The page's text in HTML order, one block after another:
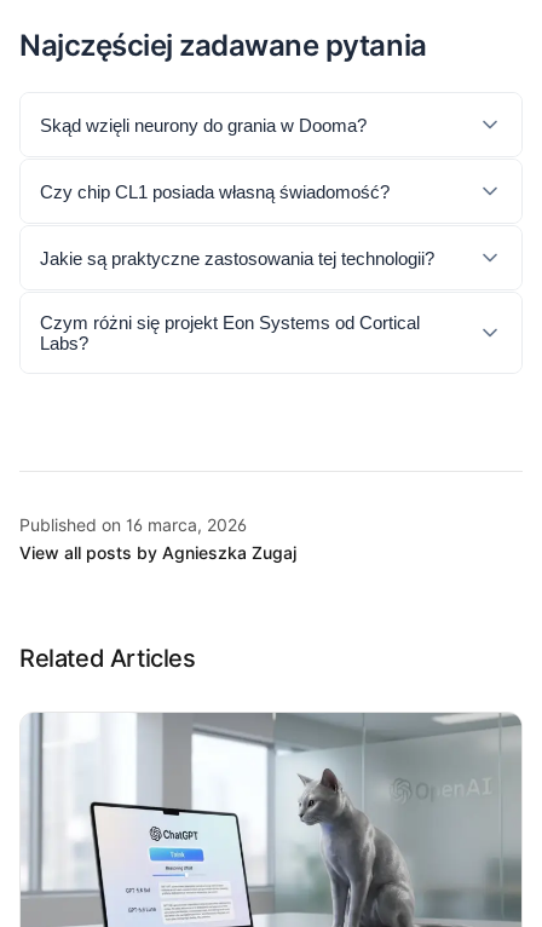
Najczęściej zadawane pytania
Skąd wzięli neurony do grania w Dooma?
Czy chip CL1 posiada własną świadomość?
Jakie są praktyczne zastosowania tej technologii?
Czym różni się projekt Eon Systems od Cortical
Labs?
Published on 16 marca, 2026
View all posts by Agnieszka Zugaj
Related Articles